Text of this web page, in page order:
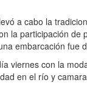
a cabo la
la participación
embarcación fue
viernes con la
en el río y